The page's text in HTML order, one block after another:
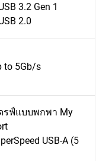
3.2 Gen 1
2.0
to 5Gb/s
รฟ์แบบพกพา My
USB-A (5